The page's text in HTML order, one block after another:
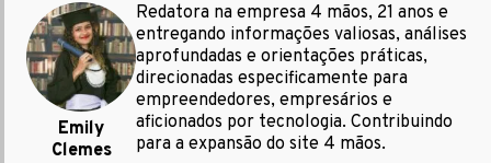
Emily
Clemes
Redatora na empresa 4 mãos, 21 anos e
entregando informações valiosas, análises
aprofundadas e orientações práticas,
direcionadas especificamente para
empreendedores, empresários e
aficionados por tecnologia. Contribuindo
para a expansão do site 4 mãos.